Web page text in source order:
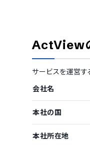
シフト管理機能
シフトの作成
シフトの人
有給休暇など
休暇失効前の
働き方改革関連
ActView
サービスを運営す
会社名
本社の国
本社所在地